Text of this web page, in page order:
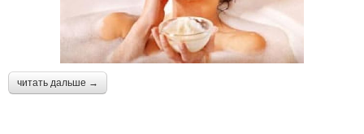
читать дальше →